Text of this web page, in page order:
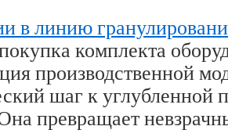
в линию
комплекта
производственной
шаг к углубленной
превращает